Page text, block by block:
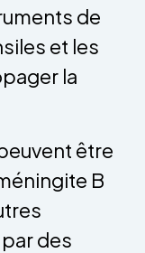
de
et les
la
être
B
des